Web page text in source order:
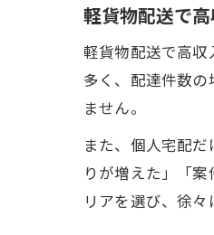
軽貨物配送で
軽貨物配送で高
多く、配達件数の
ません。
また、個人宅配
りが増えた」「
リアを選び、徐